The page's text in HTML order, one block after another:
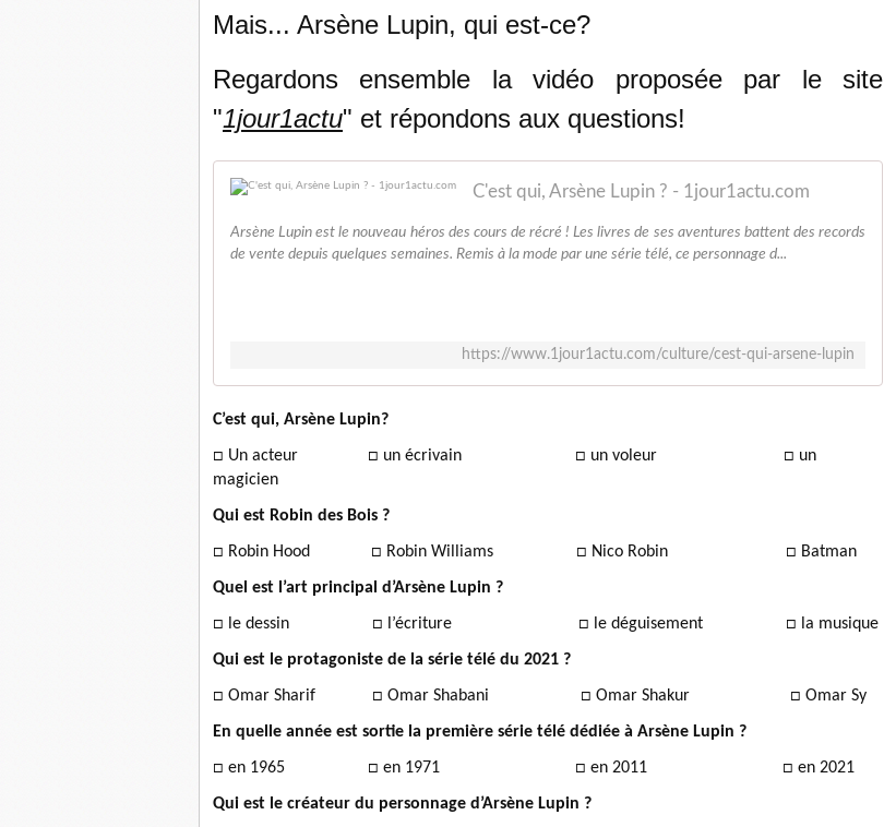
Mais... Arsène Lupin, qui est-ce?
Regardons ensemble la vidéo proposée par le site
"1jour1actu" et répondons aux questions!
C'est qui, Arsène Lupin ? - 1jour1actu.com
Arsène Lupin est le nouveau héros des cours de récré ! Les livres de ses aventures battent des records
de vente depuis quelques semaines. Remis à la mode par une série télé, ce personnage d...
https://www.1jour1actu.com/culture/cest-qui-arsene-lupin
C’est qui, Arsène Lupin?
□ Un acteur □ un écrivain □ un voleur □ un
magicien
Qui est Robin des Bois ?
□ Robin Hood □ Robin Williams □ Nico Robin □ Batman
Quel est l’art principal d’Arsène Lupin ?
□ le dessin □ l’écriture □ le déguisement □ la musique
Qui est le protagoniste de la série télé du 2021 ?
□ Omar Sharif □ Omar Shabani □ Omar Shakur □ Omar Sy
En quelle année est sortie la première série télé dédiée à Arsène Lupin ?
□ en 1965 □ en 1971 □ en 2011 □ en 2021
Qui est le créateur du personnage d’Arsène Lupin ?